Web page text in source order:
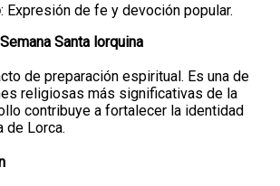
: Expresión de fe y devoción popular.
Santa lorquina
de preparación espiritual. Es una de
religiosas más significativas de la
contribuye a fortalecer la identidad
de Lorca.